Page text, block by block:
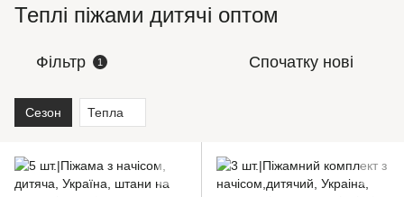
Теплі піжами дитячі оптом
Фільтр 1 Спочатку нові
Сезон Тепла